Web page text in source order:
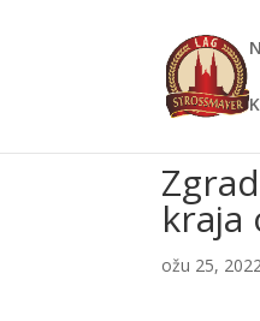
kraja
ožu 25,